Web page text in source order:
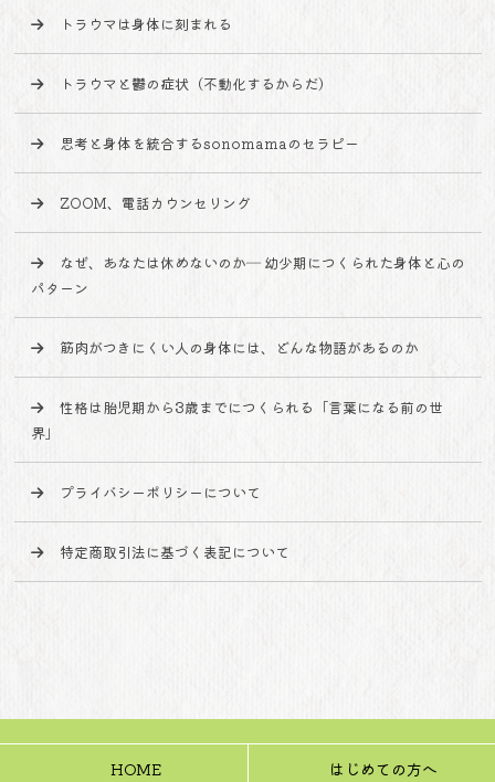
トラウマは身体に刻まれる
トラウマと鬱の症状（不動化するからだ）
思考と身体を統合するsonomamaのセラピー
ZOOM、電話カウンセリング
なぜ、あなたは休めないのか― 幼少期につくられた身体と心の
パターン
筋肉がつきにくい人の身体には、どんな物語があるのか
性格は胎児期から3歳までにつくられる「言葉になる前の世
界」
プライバシーポリシーについて
特定商取引法に基づく表記について
HOME はじめての方へ